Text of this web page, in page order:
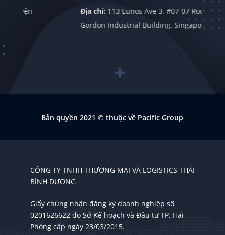
Địa chỉ:113 Eunos Ave 3, #07-07 Room 1,
Gordon Industrial Building, Singapore 409838
Bản quyền 2021© thuộc về Pacific Group
CÔNG TY TNHH THƯƠNG MẠI VÀ LOGISTICS THÁI
BÌNH DƯƠNG
Giấy chứng nhận đăng ký doanh nghiệp số
0201626622 do Sở Kế hoạch và Đầu tư TP. Hải
Phòng cấp ngày 23/03/2015.